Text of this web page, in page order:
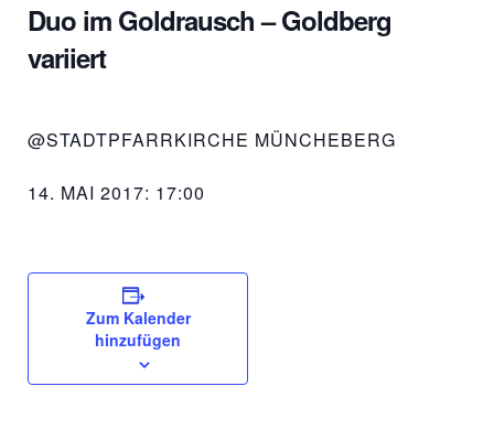
Duo im Goldrausch – Goldberg
variiert
@STADTPFARRKIRCHE MÜNCHEBERG
14. MAI 2017: 17:00
Zum Kalender
hinzufügen